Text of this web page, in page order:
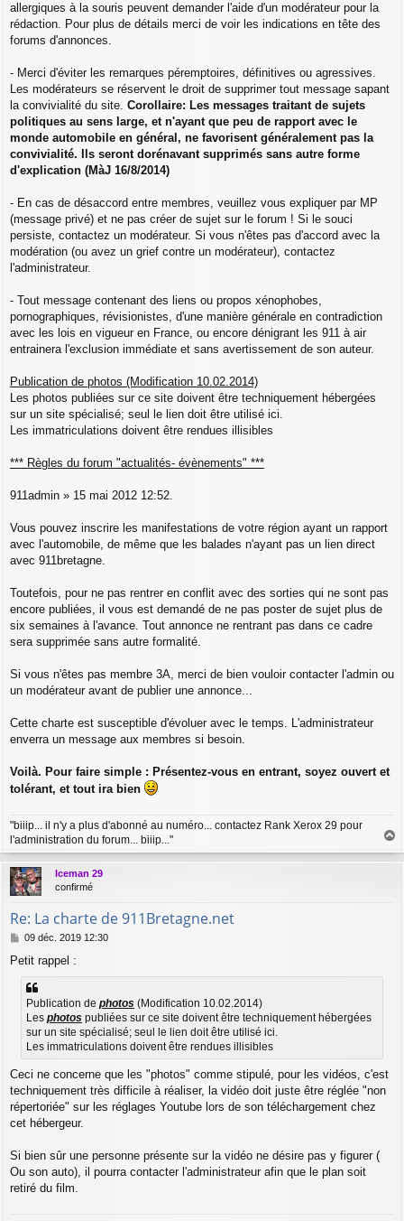
allergiques à la souris peuvent demander l'aide d'un modérateur pour la
rédaction. Pour plus de détails merci de voir les indications en tête des
forums d'annonces.
- Merci d'éviter les remarques péremptoires, définitives ou agressives.
Les modérateurs se réservent le droit de supprimer tout message sapant
la convivialité du site. Corollaire: Les messages traitant de sujets
politiques au sens large, et n'ayant que peu de rapport avec le
monde automobile en général, ne favorisent généralement pas la
convivialité. Ils seront dorénavant supprimés sans autre forme
d'explication (MàJ 16/8/2014)
- En cas de désaccord entre membres, veuillez vous expliquer par MP
(message privé) et ne pas créer de sujet sur le forum ! Si le souci
persiste, contactez un modérateur. Si vous n'êtes pas d'accord avec la
modération (ou avez un grief contre un modérateur), contactez
l'administrateur.
- Tout message contenant des liens ou propos xénophobes,
pornographiques, révisionistes, d'une manière générale en contradiction
avec les lois en vigueur en France, ou encore dénigrant les 911 à air
entrainera l'exclusion immédiate et sans avertissement de son auteur.
Publication de photos (Modification 10.02.2014)
Les photos publiées sur ce site doivent être techniquement hébergées
sur un site spécialisé; seul le lien doit être utilisé ici.
Les immatriculations doivent être rendues illisibles
*** Règles du forum "actualités- évènements" ***
911admin » 15 mai 2012 12:52.
Vous pouvez inscrire les manifestations de votre région ayant un rapport
avec l'automobile, de même que les balades n'ayant pas un lien direct
avec 911bretagne.
Toutefois, pour ne pas rentrer en conflit avec des sorties qui ne sont pas
encore publiées, il vous est demandé de ne pas poster de sujet plus de
six semaines à l'avance. Tout annonce ne rentrant pas dans ce cadre
sera supprimée sans autre formalité.
Si vous n'êtes pas membre 3A, merci de bien vouloir contacter l'admin ou
un modérateur avant de publier une annonce...
Cette charte est susceptible d'évoluer avec le temps. L'administrateur
enverra un message aux membres si besoin.
Voilà. Pour faire simple : Présentez-vous en entrant, soyez ouvert et
tolérant, et tout ira bien
"biiip... il n'y a plus d'abonné au numéro... contactez Rank Xerox 29 pour
l'administration du forum... biiip..."
u
Iceman 29
confirmé
Re: La charte de 911Bretagne.net
M
s
09 déc. 2019 12:30
Petit rappel :
Publication de photos (Modification 10.02.2014)
Les photos publiées sur ce site doivent être techniquement hébergées
sur un site spécialisé; seul le lien doit être utilisé ici.
Les immatriculations doivent être rendues illisibles
Ceci ne concerne que les "photos" comme stipulé, pour les vidéos, c'est
techniquement très difficile à réaliser, la vidéo doit juste être réglée "non
répertoriée" sur les réglages Youtube lors de son téléchargement chez
cet hébergeur.
Si bien sûr une personne présente sur la vidéo ne désire pas y figurer (
Ou son auto), il pourra contacter l'administrateur afin que le plan soit
retiré du film.